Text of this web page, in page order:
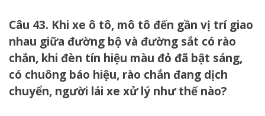
Câu 43. Khi xe ô tô, mô tô đến gần vị trí giao
nhau giữa đường bộ và đường sắt có rào
chắn, khi đèn tín hiệu màu đỏ đã bật sáng,
có chuông báo hiệu, rào chắn đang dịch
chuyển, người lái xe xử lý như thế nào?